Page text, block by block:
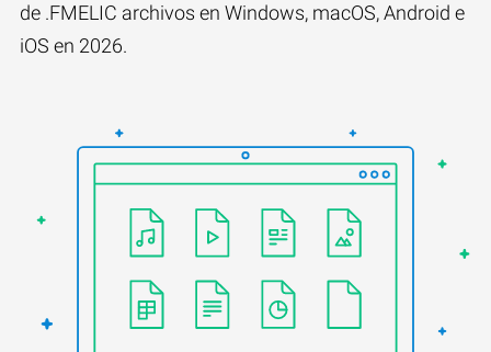
de .FMELIC archivos en Windows, macOS, Android e
iOS en 2026.